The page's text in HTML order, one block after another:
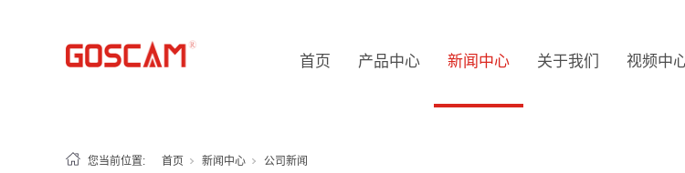
首页 产品中心 新闻中心 关于我们 视频中
您当前位置: 首页 新闻中心 公司新闻